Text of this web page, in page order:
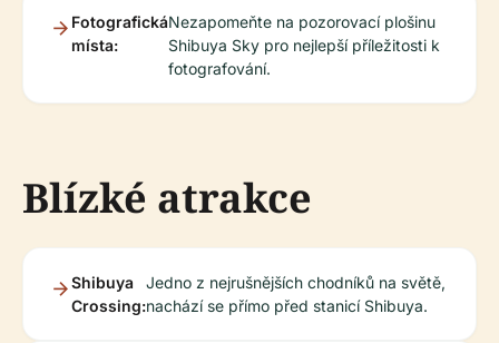
Fotografická
místa:
Nezapomeňte na pozorovací plošinu
Shibuya Sky pro nejlepší příležitosti k
fotografování.
Blízké atrakce
Shibuya
Crossing:
Jedno z nejrušnějších chodníků na světě,
nachází se přímo před stanicí Shibuya.